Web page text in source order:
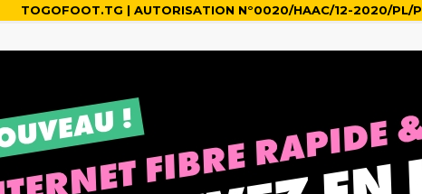
TOGOFOOT.TG | AUTORISATION N°0020/HAAC/12-2020/PL/P